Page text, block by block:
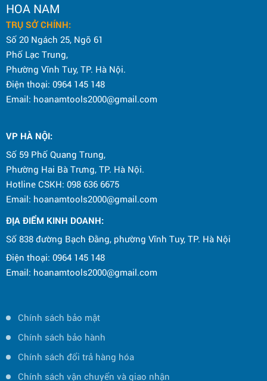
DONGCHENG 2025 – CƠ HỘI HẤP DẪN
CHO ĐẠI LÝ
HOA NAM
TRỤ SỞ CHÍNH:
Số 20 Ngách 25, Ngõ 61
Phố Lạc Trung,
Phường Vĩnh Tuy, TP. Hà Nội.
Điện thoại: 0964 145 148
Email: hoanamtools2000@gmail.com
VP HÀ NỘI:
Số 59 Phố Quang Trung,
Phường Hai Bà Trưng, TP. Hà Nội.
Hotline CSKH: 098 636 6675
Email: hoanamtools2000@gmail.com
ĐỊA ĐIỂM KINH DOANH:
Số 838 đường Bạch Đằng, phường Vĩnh Tuy, TP. Hà Nội
Điện thoại: 0964 145 148
Email: hoanamtools2000@gmail.com
Chính sách bảo mật
Chính sách bảo hành
Chính sách đổi trả hàng hóa
Chính sách vận chuyển và giao nhận